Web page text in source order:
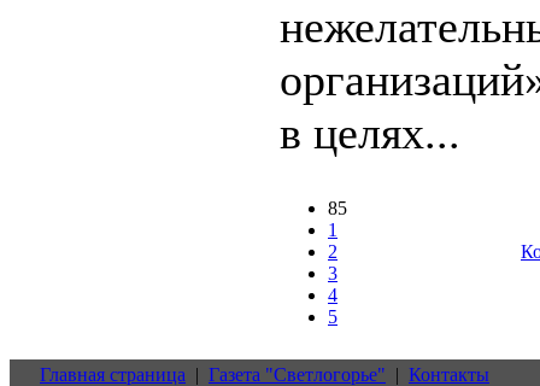
в целях...
85
1
2
3
4
5
Главная страница | Газета "Светлогорье" | Контакты